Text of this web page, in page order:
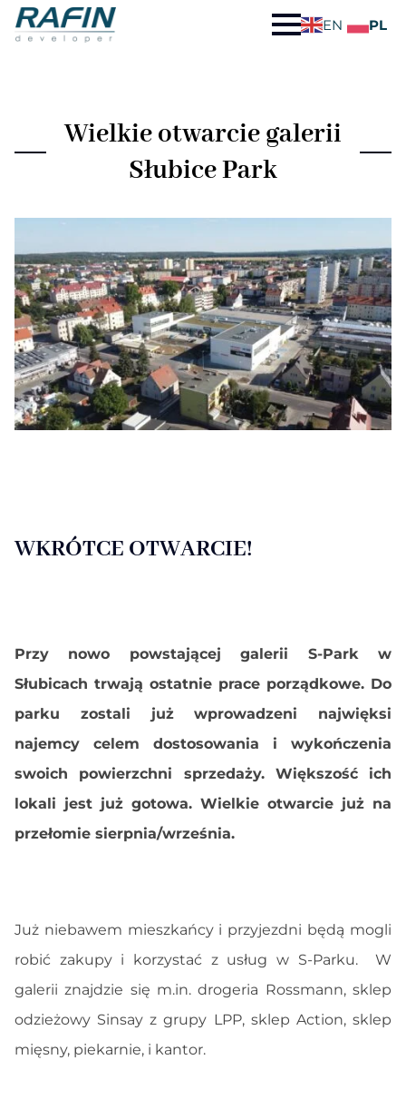
EN PL
Wielkie otwarcie galerii
Słubice Park
WKRÓTCE OTWARCIE!
Przy nowo powstającej galerii S-Park w
Słubicach trwają ostatnie prace porządkowe. Do
parku zostali już wprowadzeni najwięksi
najemcy celem dostosowania i wykończenia
swoich powierzchni sprzedaży. Większość ich
lokali jest już gotowa. Wielkie otwarcie już na
przełomie sierpnia/września.
Już niebawem mieszkańcy i przyjezdni będą mogli
robić zakupy i korzystać z usług w S-Parku. W
galerii znajdzie się m.in. drogeria Rossmann, sklep
odzieżowy Sinsay z grupy LPP, sklep Action, sklep
mięsny, piekarnie, i kantor.